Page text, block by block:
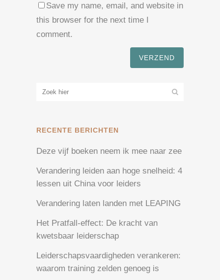
Save my name, email, and website in
this browser for the next time I
comment.
RECENTE BERICHTEN
Deze vijf boeken neem ik mee naar zee
Verandering leiden aan hoge snelheid: 4
lessen uit China voor leiders
Verandering laten landen met LEAPING
Het Pratfall-effect: De kracht van
kwetsbaar leiderschap
Leiderschapsvaardigheden verankeren:
waarom training zelden genoeg is